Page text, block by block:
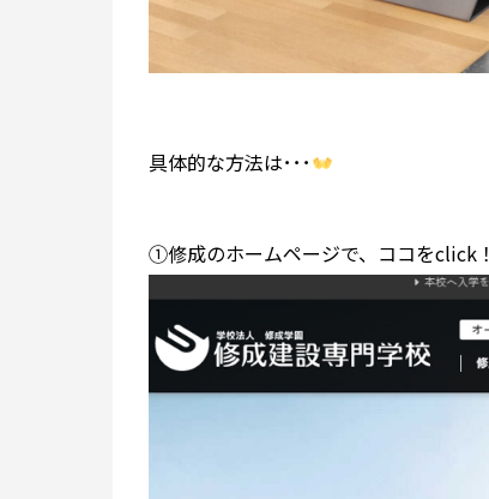
具体的な方法は･･･
①修成のホームページで、ココをclick！